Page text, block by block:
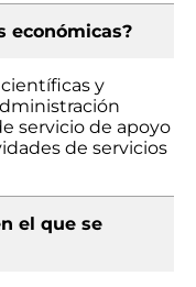
económicas?
y
servicio de apoyo
de servicios
el que se